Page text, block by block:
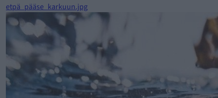
etpä_pääse_karkuun.jpg